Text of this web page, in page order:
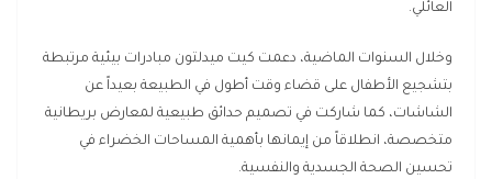
العائلي.
وخلال السنوات الماضية، دعمت كيت ميدلتون مبادرات بيئية مرتبطة
بتشجيع الأطفال على قضاء وقت أطول في الطبيعة بعيداً عن
الشاشات، كما شاركت في تصميم حدائق طبيعية لمعارض بريطانية
متخصصة، انطلاقاً من إيمانها بأهمية المساحات الخضراء في
تحسين الصحة الجسدية والنفسية.